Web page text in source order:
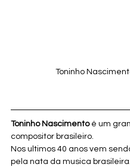
Toninho
Toninho Nascimento é um
compositor brasileiro.
Nos ultimos 40 anos vem
pela nata da musica